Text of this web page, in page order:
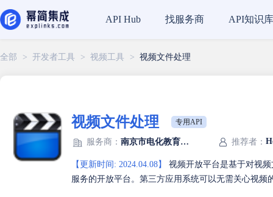
API Hub 找服务商 API知识库
全部 > 开发者工具 > 视频工具 > 视频文件处理
视频文件处理 专用API
服务商： 南京市电化教育馆（南京市教育信息化中心） 推荐者：
【更新时间: 2024.04.08】
视频开放平台是基于对视
服务的开放平台。第三方应用系统可以无需关心视